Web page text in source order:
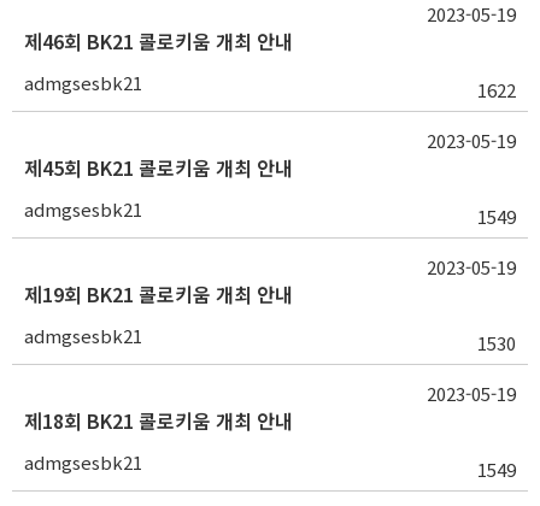
제46회 BK21 콜로키움 개최 안내
admgsesbk21 1622
2023-05-19
제45회 BK21 콜로키움 개최 안내
admgsesbk21 1549
2023-05-19
제19회 BK21 콜로키움 개최 안내
admgsesbk21 1530
2023-05-19
제18회 BK21 콜로키움 개최 안내
admgsesbk21 1549
2023-05-19